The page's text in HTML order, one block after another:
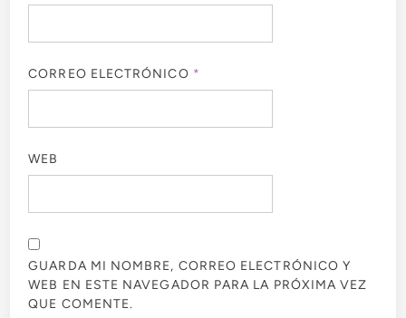
CORREO ELECTRÓNICO *
WEB
GUARDA MI NOMBRE, CORREO ELECTRÓNICO Y
WEB EN ESTE NAVEGADOR PARA LA PRÓXIMA VEZ
QUE COMENTE.